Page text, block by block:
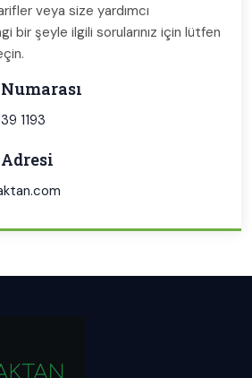
veya size yardımcı
bir şeyle ilgili sorularınız için lütfen
1193